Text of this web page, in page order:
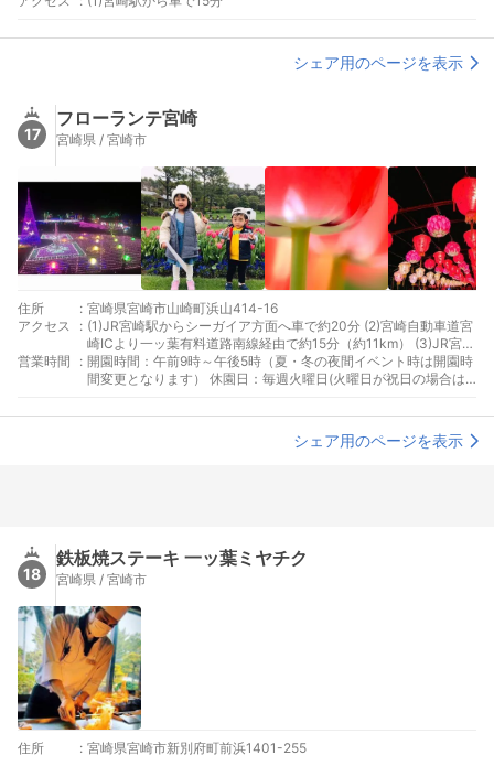
シェア用のページを表示
17
フローランテ宮崎
宮崎県 / 宮崎市
住所 : 宮崎県宮崎市山崎町浜山414-16
アクセス
: (1)JR宮崎駅からシーガイア方面へ車で約20分 (2)宮崎自動車道宮
崎ICより一ッ葉有料道路南線経由で約15分（約11km） (3)JR宮崎
駅より宮崎交通バス18番線（宮交シティ～青葉町～シーガイア行
き）約25分。フローランテ宮崎下車
営業時間 : 開園時間：午前9時～午後5時（夏・冬の夜間イベント時は開園時
間変更となります） 休園日：毎週火曜日(火曜日が祝日の場合は
なる場合があります。お問い合わせください。
シェア用のページを表示
18
鉄板焼ステーキ 一ッ葉ミヤチク
宮崎県 / 宮崎市
住所 : 宮崎県宮崎市新別府町前浜1401-255